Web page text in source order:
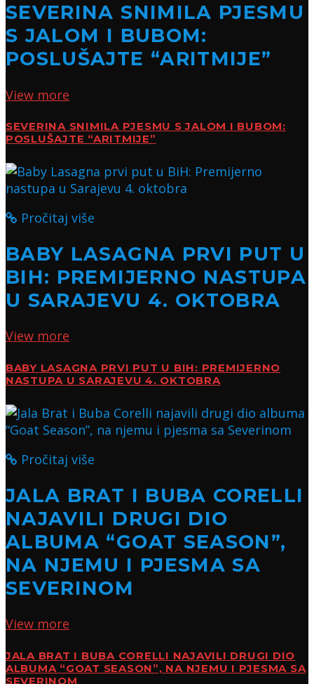
SEVERINA SNIMILA PJESMU
S JALOM I BUBOM:
POSLUŠAJTE “ARITMIJE”
View more
SEVERINA SNIMILA PJESMU S JALOM I BUBOM:
POSLUŠAJTE “ARITMIJE”
Pročitaj više
BABY LASAGNA PRVI PUT U
BIH: PREMIJERNO NASTUPA
U SARAJEVU 4. OKTOBRA
View more
BABY LASAGNA PRVI PUT U BIH: PREMIJERNO
NASTUPA U SARAJEVU 4. OKTOBRA
Pročitaj više
JALA BRAT I BUBA CORELLI
NAJAVILI DRUGI DIO
ALBUMA “GOAT SEASON”,
NA NJEMU I PJESMA SA
SEVERINOM
View more
JALA BRAT I BUBA CORELLI NAJAVILI DRUGI DIO
ALBUMA “GOAT SEASON”, NA NJEMU I PJESMA SA
SEVERINOM